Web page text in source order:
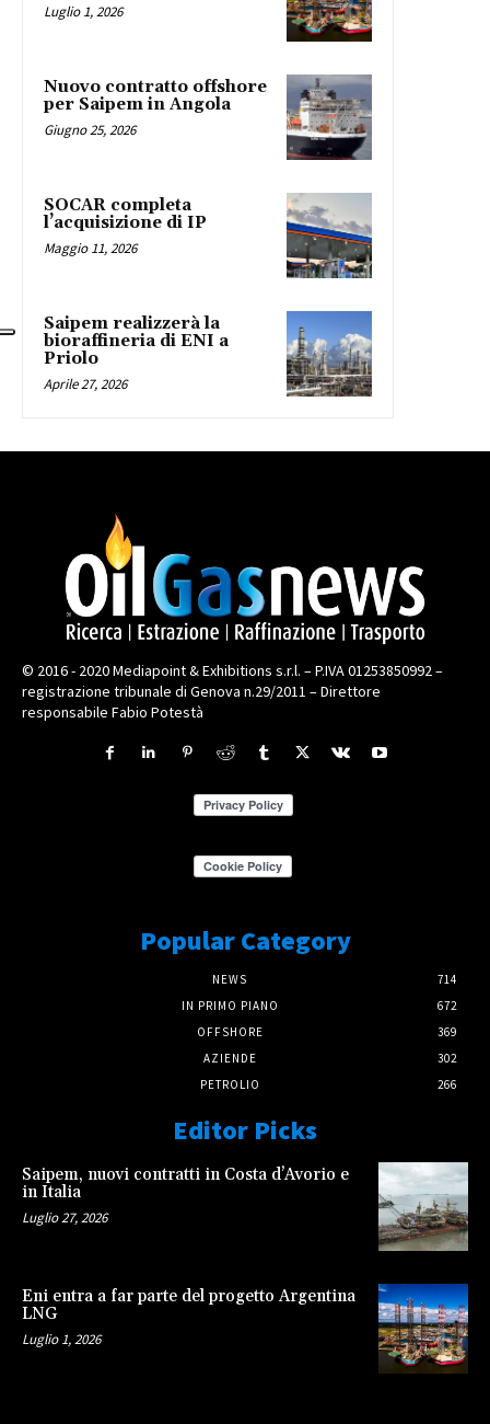
Luglio 1, 2026
Nuovo contratto offshore
per Saipem in Angola
Giugno 25, 2026
SOCAR completa
l’acquisizione di IP
Maggio 11, 2026
Saipem realizzerà la
bioraffineria di ENI a
Priolo
Aprile 27, 2026
© 2016 - 2020 Mediapoint & Exhibitions s.r.l. – P.IVA 01253850992 –
registrazione tribunale di Genova n.29/2011 – Direttore
responsabile Fabio Potestà
Popular Category
NEWS
714
IN PRIMO PIANO
672
OFFSHORE
369
AZIENDE
302
PETROLIO
266
Editor Picks
Saipem, nuovi contratti in Costa d’Avorio e
in Italia
Luglio 27, 2026
Eni entra a far parte del progetto Argentina
LNG
Luglio 1, 2026